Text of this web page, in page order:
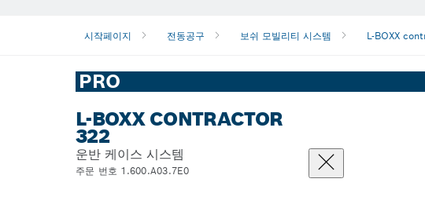
시작페이지 전동공구 보쉬 모빌리티 시스템 L-BOXX
PRO
L-BOXX CONTRACTOR
322
운반 케이스 시스템
주문 번호 1.600.A03.7E0